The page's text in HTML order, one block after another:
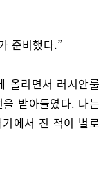
준비했다.”
올리면서 러시안룰
받아들였다. 나는
에서 진 적이 별로